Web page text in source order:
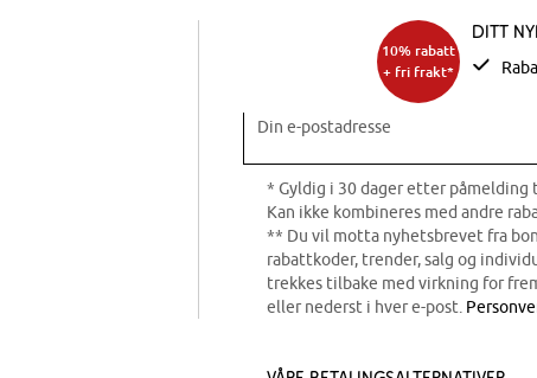
10% rabatt
+ fri frakt*
Ditt
Din e-postadresse
* Gyldig i 30 dager etter påmelding
Kan ikke kombineres med andre
** Du vil motta nyhetsbrevet fra
rabattkoder, trender, salg og
trekkes tilbake med virkning for
eller nederst i hver e-post.